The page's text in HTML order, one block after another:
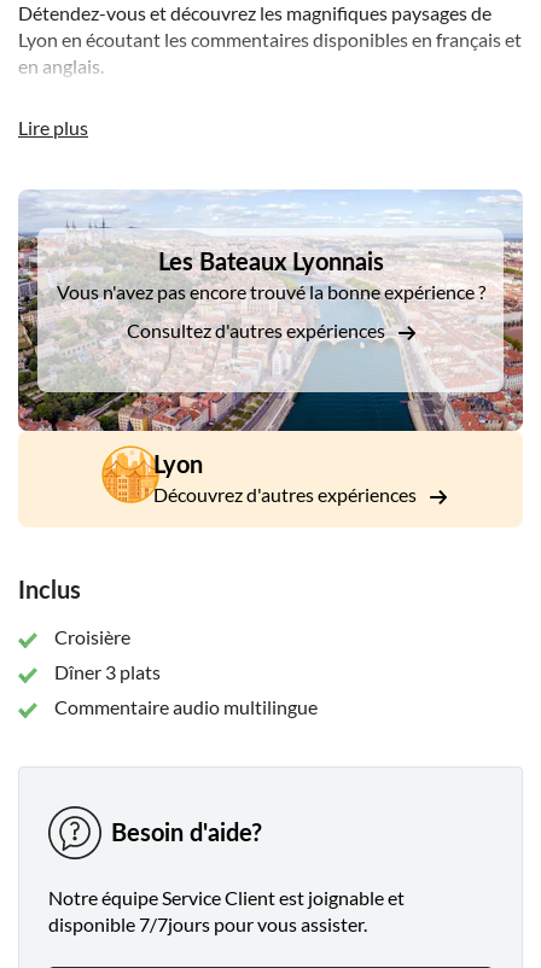
Détendez-vous et découvrez les magnifiques paysages de
Lyon en écoutant les commentaires disponibles en français et
en anglais.
saveurs et de cuisines de saison préparées par le chef.
Lire plus
DSA1Les Bateaux Lyonnais
Les Bateaux Lyonnais
Vous n'avez pas encore trouvé la bonne expérience ?
Consultez d'autres expériences
Lyon
Découvrez d'autres expériences
Inclus
Croisière
Dîner 3 plats
Commentaire audio multilingue
Besoin d'aide?
Notre équipe Service Client est joignable et
disponible 7/7jours pour vous assister.